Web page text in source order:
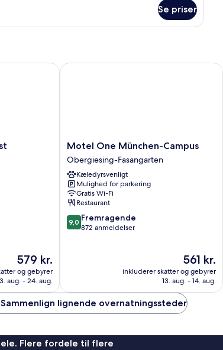
Se priser
Prisen
er
579 kr.
579 kr.
og gebyrer
aug. - 24. aug.
Motel
One
München-
Campus
Obergiesing-
Fasangarten
Motel One München-Campus
Obergiesing-Fasangarten
Kæledyrsvenligt
Mulighed for parkering
Gratis Wi-Fi
Restaurant
9.0
ud
9,0 Fremragende
872 anmeldelser
Prisen
er
561 kr.
561 kr.
inkluderer skatter og gebyrer
13. aug. - 14. aug.
Motel One München-Campus
Sammenlign lignende overnatningssteder
Flere fordele til flere